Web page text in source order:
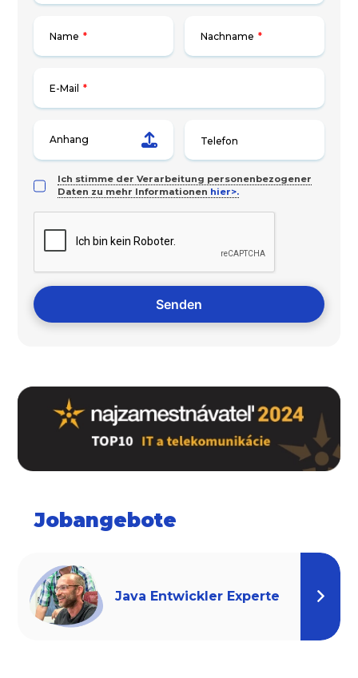
Name * Nachname *
E-Mail *
Anhang
Ich stimme der Verarbeitung personenbezogener
Daten zu mehr Informationen hier>.
Jobangebote
Java Entwickler Experte